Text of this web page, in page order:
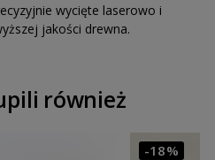
wycięte laserowo i
jakości drewna.
również
-18%